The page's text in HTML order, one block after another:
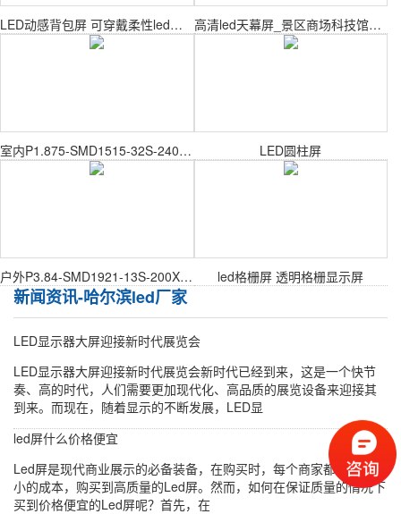
LED动感背包屏 可穿戴柔性led广告屏 led马甲屏 高清led天幕屏_景区商场科技馆天幕大屏定制
室内P1.875-SMD1515-32S-240X240mm室内表贴模组 LED圆柱屏
户外P3.84-SMD1921-13S-200X200mm户外表贴模组 led格栅屏 透明格栅显示屏
新闻资讯-哈尔滨led厂家
LED显示器大屏迎接新时代展览会
LED显示器大屏迎接新时代展览会新时代已经到来，这是一个快节
奏、高的时代，人们需要更加现代化、高品质的展览设备来迎接其
到来。而现在，随着显示的不断发展，LED显
led屏什么价格便宜
Led屏是现代商业展示的必备装备，在购买时，每个商家都想尽量以
小的成本，购买到高质量的Led屏。然而，如何在保证质量的情况下
买到价格便宜的Led屏呢？首先，在